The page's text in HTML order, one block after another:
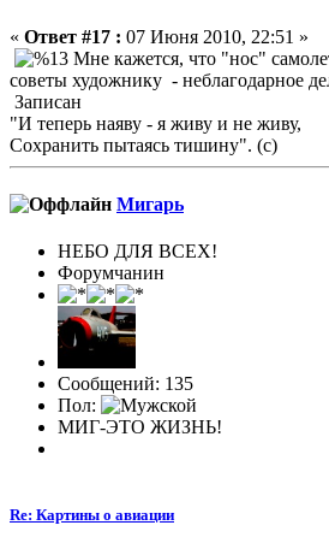
« Ответ #17 : 07 Июня 2010, 22:51 »
Мне кажется, что "нос"
советы художнику - неблагодарное
Записан
"И теперь наяву - я живу и не живу,
Сохранить пытаясь тишину". (с)
Мигарь
НЕБО ДЛЯ ВСЕХ!
Форумчанин
Сообщений: 135
Пол:
МИГ-ЭТО ЖИЗНЬ!
Re: Картины о авиации